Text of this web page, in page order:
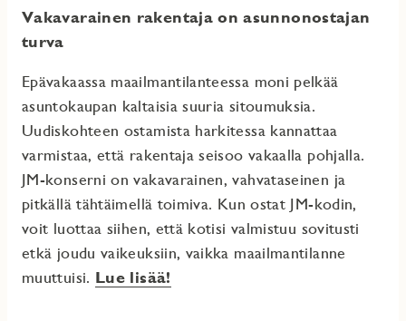
Vakavarainen rakentaja on asunnonostajan
turva
Epävakaassa maailmantilanteessa moni pelkää
asuntokaupan kaltaisia suuria sitoumuksia.
Uudiskohteen ostamista harkitessa kannattaa
varmistaa, että rakentaja seisoo vakaalla pohjalla.
JM-konserni on vakavarainen, vahvataseinen ja
pitkällä tähtäimellä toimiva. Kun ostat JM-kodin,
voit luottaa siihen, että kotisi valmistuu sovitusti
etkä joudu vaikeuksiin, vaikka maailmantilanne
muuttuisi. Lue lisää!